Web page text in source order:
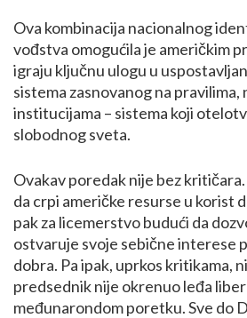
Ova kombinacija nacionalnog
vođstva omogućila je američkim
igraju ključnu ulogu u
sistema zasnovanog na pravilima,
institucijama – sistema koji
slobodnog sveta.
Ovakav poredak nije bez
da crpi američke resurse u korist
pak za licemerstvo budući da
ostvaruje svoje sebične interese
dobra. Pa ipak, uprkos kritikama,
predsednik nije okrenuo leđa
međunarondom poretku. Sve do